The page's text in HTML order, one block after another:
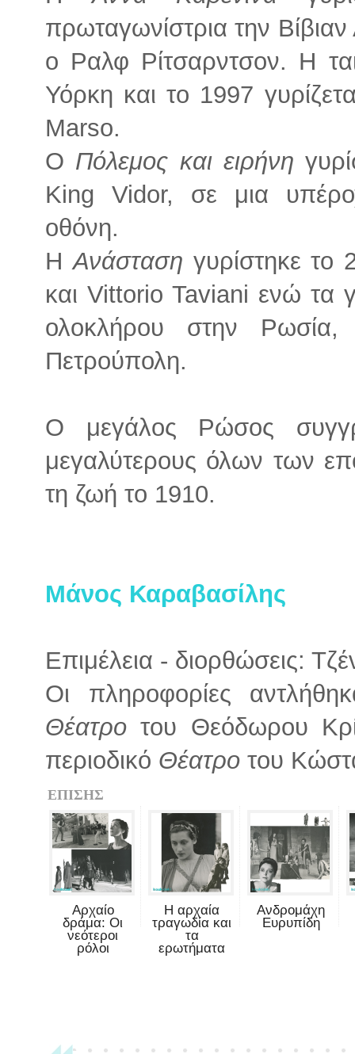
πρωταγωνίστρια την Βίβιαν
ο Ραλφ Ρίτσαρντσον. Η
Υόρκη και το 1997
Marso.
Ο Πόλεμος και ειρήνη
King Vidor, σε μια
οθόνη.
ΗΑνάσταση γυρίστηκε
και Vittorio Taviani ενώ τα
ολοκλήρου στην
Πετρούπολη.
Ο μεγάλος Ρώσος
μεγαλύτερους όλων των
τη ζωή το 1910.
Μάνος Καραβασίλης
Επιμέλεια - διορθώσεις:
Οι πληροφορίες
Θέατροτου Θεόδωρου
περιοδικό Θέατρο του
ΕΠΙΣΗΣ
Αρχαίο
δράμα: Οι
νεότεροι
ρόλοι
Η αρχαία
τραγωδία και
τα
ερωτήματα
Ανδρομάχη
Ευρυπίδη